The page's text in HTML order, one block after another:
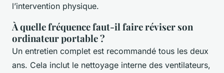
l’intervention physique.
À quelle fréquence faut-il faire réviser son
ordinateur portable ?
Un entretien complet est recommandé tous les deux
ans. Cela inclut le nettoyage interne des ventilateurs,